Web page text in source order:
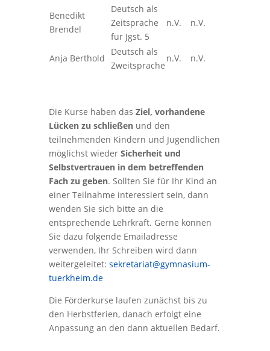
Benedikt
Brendel
Deutsch als
Zeitsprache
für Jgst. 5
n.V. n.V.
Anja Berthold
Deutsch als
Zweitsprache
n.V. n.V.
Die Kurse haben das Ziel, vorhandene
Lücken zu schließenund den
teilnehmenden Kindern und Jugendlichen
möglichst wieder Sicherheit und
Selbstvertrauen in dem betreffenden
Fach zu geben. Sollten Sie für Ihr Kind an
einer Teilnahme interessiert sein, dann
wenden Sie sich bitte an die
entsprechende Lehrkraft. Gerne können
Sie dazu folgende Emailadresse
verwenden, Ihr Schreiben wird dann
weitergeleitet: sekretariat@gymnasium-
tuerkheim.de
Die Förderkurse laufen zunächst bis zu
den Herbstferien, danach erfolgt eine
Anpassung an den dann aktuellen Bedarf.